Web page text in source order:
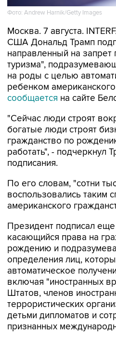
Фото: Andrew Harnik/Getty Images
Москва. 7 августа.
США Дональд Трамп
направленный на запрет
туризма",
на роды с целью
ребенком
сообщается на сайте
"Сейчас люди строят
богатые люди строят
гражданство по
работать", - подчеркнул
подписания.
По его словам, "сотни
воспользовались таким
американского
Президент подписал
касающийся права на
рождению и
определения лиц,
автоматическое
включая "иностранных
Штатов, членов
террористических
детьми дипломатов и
признанных